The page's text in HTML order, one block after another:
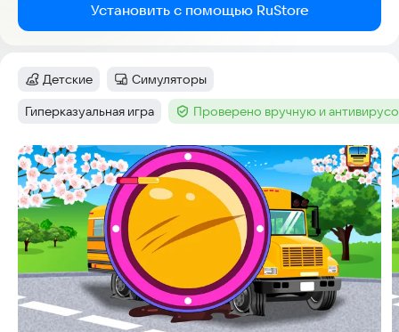
Установить с помощью RuStore
Категория:
Детские Категория:
Симуляторы
Тег:
Гиперказуальная игра Тег :Проверено вручную и
Скриншоты